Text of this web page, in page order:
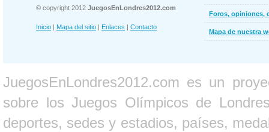
© copyright 2012 JuegosEnLondres2012.com
Inicio | Mapa del sitio | Enlaces | Contacto
Foros, opiniones,
Mapa de nuestra
JuegosEnLondres2012.com es un
sobre los Juegos Olímpicos de
deportes, sedes y estadios, países,